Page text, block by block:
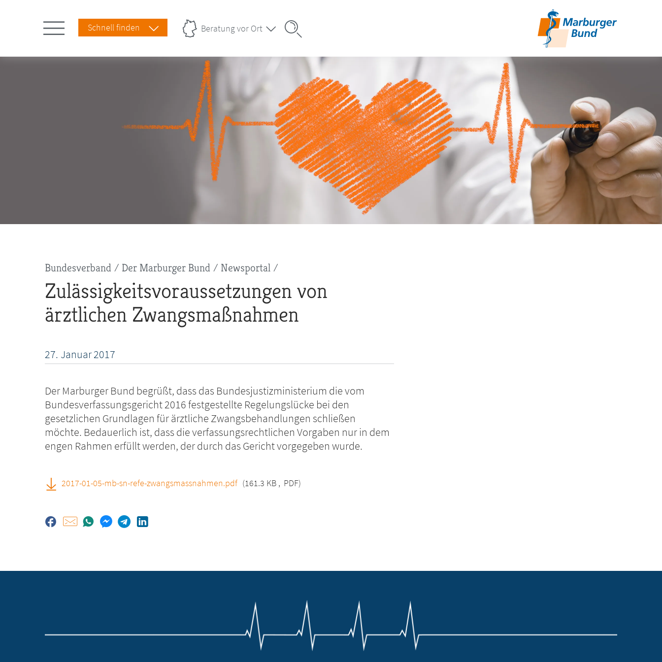
Schnell finden Beratung vor Ort
Pfadnavigation
Bundesverband Der Marburger Bund Newsportal
Zulässigkeitsvoraussetzungen von
ärztlichen Zwangsmaßnahmen
27. Januar2017
Der Marburger Bund begrüßt, dass das Bundesjustizministerium die vom
Bundesverfassungsgericht 2016 festgestellte Regelungslücke bei den
gesetzlichen Grundlagen für ärztliche Zwangsbehandlungen schließen
möchte. Bedauerlich ist, dass die verfassungsrechtlichen Vorgaben nur in dem
engen Rahmen erfüllt werden, der durch das Gericht vorgegeben wurde.
2017-01-05-mb-sn-refe-zwangsmassnahmen.pdf (161.3 KB , PDF)